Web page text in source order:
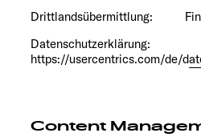
Drittlandsübermittlung:
Datenschutzerklärung:
https://usercentrics.com/de/
Content